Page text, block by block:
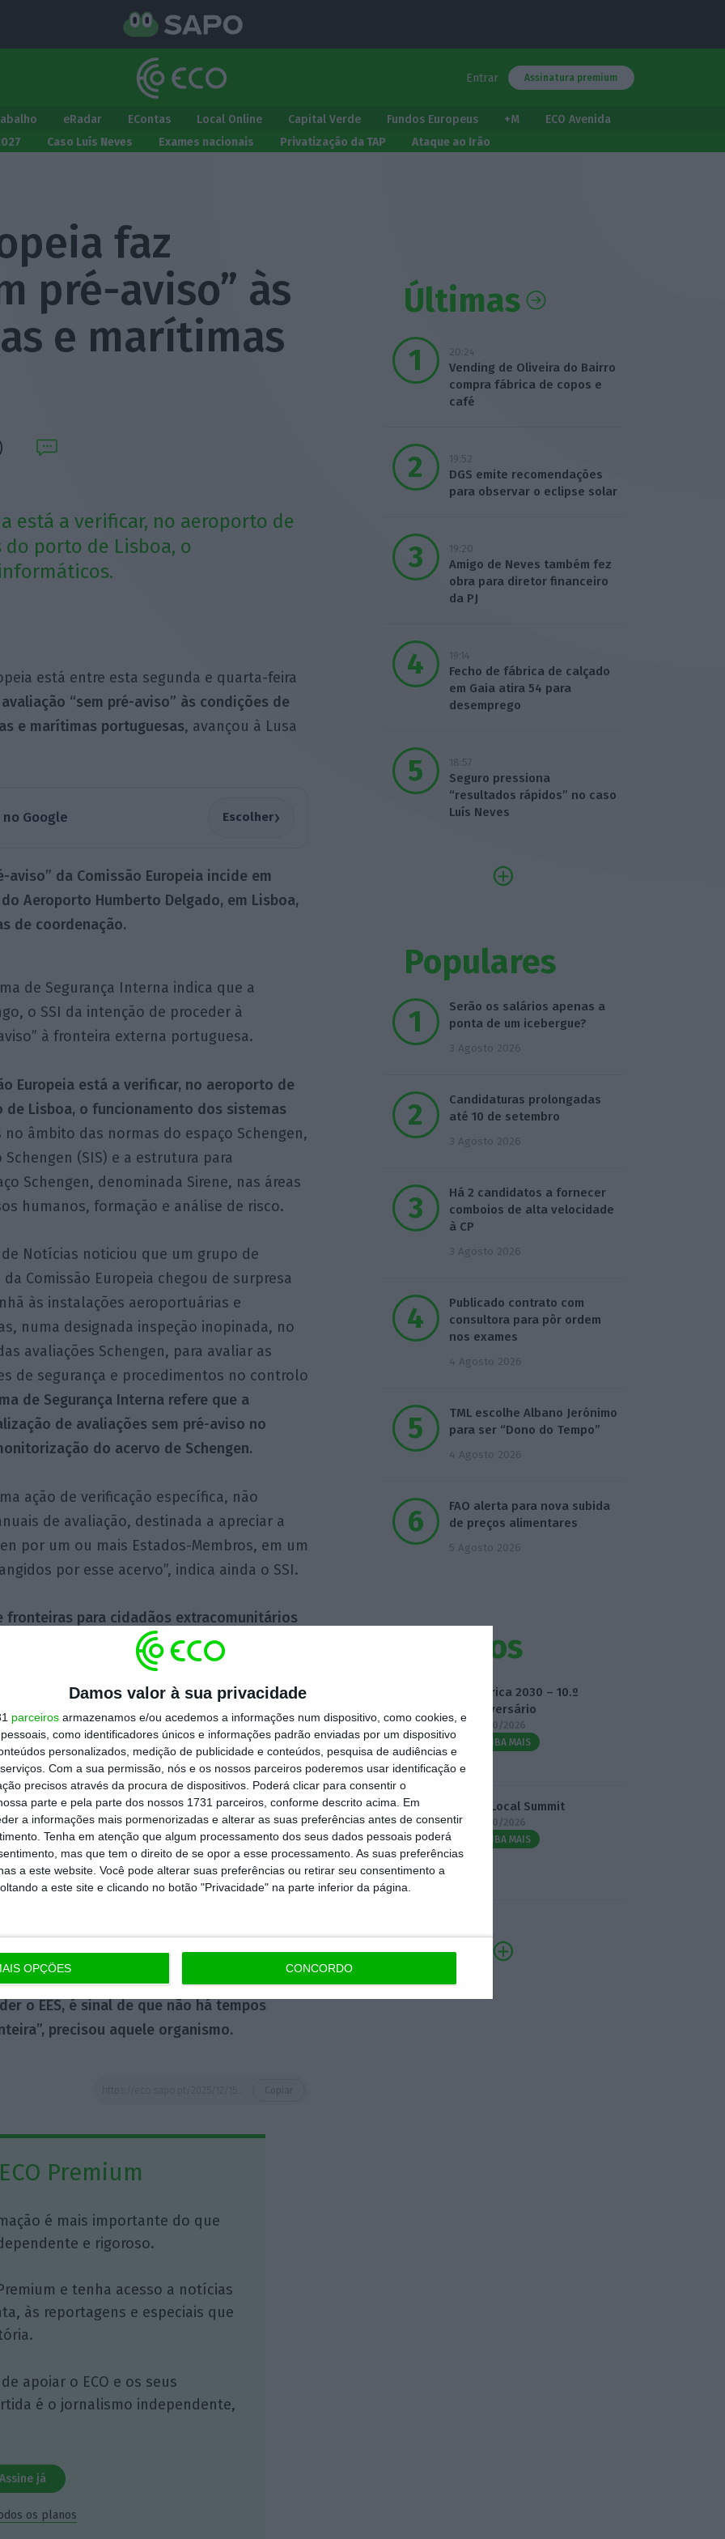
Damos valor à sua privacidade
parceiros armazenamos e/ou acedemos a informações num dispositivo, como cookies, e
como identificadores únicos e informações padrão enviadas por um dispositivo
personalizados, medição de publicidade e conteúdos, pesquisa de audiências e
Com a sua permissão, nós e os nossos parceiros poderemos usar identificação e
precisos através da procura de dispositivos. Poderá clicar para consentir o
parte e pela parte dos nossos 1731 parceiros, conforme descrito acima. Em
a informações mais pormenorizadas e alterar as suas preferências antes de consentir
Tenha em atenção que algum processamento dos seus dados pessoais poderá
mas que tem o direito de se opor a esse processamento. As suas preferências
a este website. Você pode alterar suas preferências ou retirar seu consentimento a
a este site e clicando no botão "Privacidade" na parte inferior da página.
OPÇÕES CONCORDO
Entrar Assinatura premium
eRadar EContas Local Online Capital Verde Fundos Europeus +M
ECO Avenida
Caso Luís Neves Exames nacionais Privatização da TAP Ataque ao Irão
faz
pré-aviso” às
e marítimas
está a verificar, no aeroporto de
porto de Lisboa, o
está entre esta segunda e quarta-feira
“sem pré-aviso” às condições de
e marítimas portuguesas, avançou à Lusa
Google Escolher›
aviso” da Comissão Europeia incide em
Aeroporto Humberto Delgado, em Lisboa,
de coordenação.
de Segurança Interna indica que a
o SSI da intenção de proceder à
à fronteira externa portuguesa.
Europeia está a verificar, no aeroporto de
Lisboa, o funcionamento dos sistemas
âmbito das normas do espaço Schengen,
(SIS) e a estrutura para
Schengen, denominada Sirene, nas áreas
humanos, formação e análise de risco.
de Notícias noticiou que um grupo de
Comissão Europeia chegou de surpresa
às instalações aeroportuárias e
numa designada inspeção inopinada, no
avaliações Schengen, para avaliar as
de segurança e procedimentos no controlo
de Segurança Interna refere que a
de avaliações sem pré-aviso no
do acervo de Schengen.
ação de verificação específica, não
de avaliação, destinada a apreciar a
por um ou mais Estados-Membros, em um
por esse acervo”, indica ainda o SSI.
para cidadãos extracomunitários
em Portugal e restantes países do
de espera têm-se agravado,
os passageiros a terem de esperar,
recentemente o Governo a criar uma ‘task
de crise.
que o Sistema de Entrada/Saída (EES)
evitar filas nos aeroportos, uma medida
sendo uma decisão que “será tomada
chegando dos aeroportos portugueses”.
ou não a aplicação do EES será
mediante a avaliação da situação em
nas fronteiras”.
o EES, é sinal de que não há tempos
precisou aquele organismo.
Premium
é mais importante do que
e rigoroso.
e tenha acesso a notícias
às reportagens e especiais que
apoiar o ECO e os seus
é o jornalismo independente,
Assine já
os planos
Últimas
20:24
Vending de Oliveira do Bairro
compra fábrica de copos e
café
19:52
DGS emite recomendações
para observar o eclipse solar
19:20
Amigo de Neves também fez
obra para diretor financeiro
da PJ
19:14
Fecho de fábrica de calçado
em Gaia atira 54 para
desemprego
18:57
Seguro pressiona
“resultados rápidos” no caso
Luís Neves
Populares
Serão os salários apenas a
ponta de um icebergue?
3 Agosto 2026
Candidaturas prolongadas
até 10 de setembro
3 Agosto 2026
Há 2 candidatos a fornecer
comboios de alta velocidade
à CP
3 Agosto 2026
Publicado contrato com
consultora para pôr ordem
nos exames
4 Agosto 2026
TML escolhe Albano Jerónimo
para ser “Dono do Tempo”
4 Agosto 2026
FAO alerta para nova subida
de preços alimentares
5 Agosto 2026
Eventos
Fábrica 2030 – 10.º
Aniversário
14/10/2026
SAIBA MAIS
3.º Local Summit
07/10/2026
SAIBA MAIS